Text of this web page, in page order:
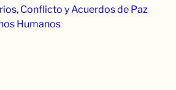
Conflicto y Acuerdos de Paz
Humanos